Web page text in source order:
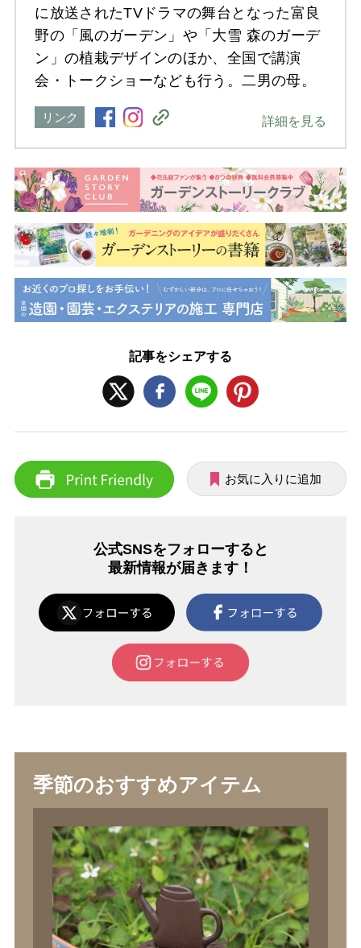
に放送されたTVドラマの舞台となった富良
野の「風のガーデン」や「大雪 森のガーデ
ン」の植栽デザインのほか、全国で講演
会・トークショーなども行う。二男の母。
リンク 詳細を見る
記事をシェアする
お気に入りに追加
公式SNSをフォローすると
最新情報が届きます！
季節のおすすめアイテム